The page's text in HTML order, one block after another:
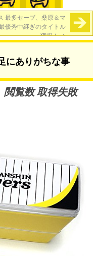
最多セーブ、桑原＆マ
優秀中継ぎのタイトル
獲得！→
にありがちな事
閲覧数 取得失敗